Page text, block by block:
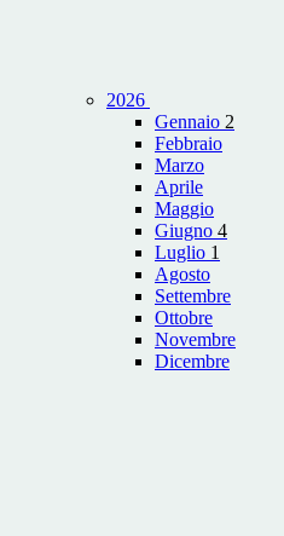
2026
Gennaio 2
Febbraio
Marzo
Aprile
Maggio
Giugno 4
Luglio 1
Agosto
Settembre
Ottobre
Novembre
Dicembre